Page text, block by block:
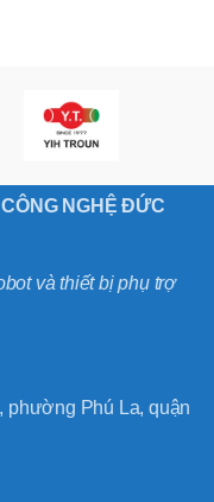
NGHỆ ĐỨC
và thiết bị phụ trợ
phường Phú La, quận